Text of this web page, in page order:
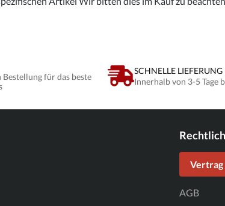
für das beste
SCHNELLE LIEFERUNG
Innerhalb von 3-5 Tage
AGB